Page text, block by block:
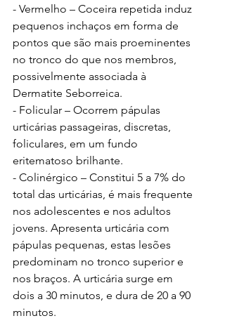
- Vermelho – Coceira repetida induz
pequenos inchaços em forma de
pontos que são mais proeminentes
no tronco do que nos membros,
possivelmente associada à
Dermatite Seborreica.
- Folicular – Ocorrem pápulas
urticárias passageiras, discretas,
foliculares, em um fundo
eritematoso brilhante.
- Colinérgico – Constitui 5 a 7% do
total das urticárias, é mais frequente
nos adolescentes e nos adultos
jovens. Apresenta urticária com
pápulas pequenas, estas lesões
predominam no tronco superior e
nos braços. A urticária surge em
dois a 30 minutos, e dura de 20 a 90
minutos.